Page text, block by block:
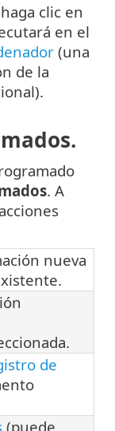
clic en
en el
(una
de la
. A
nueva
de
(puede